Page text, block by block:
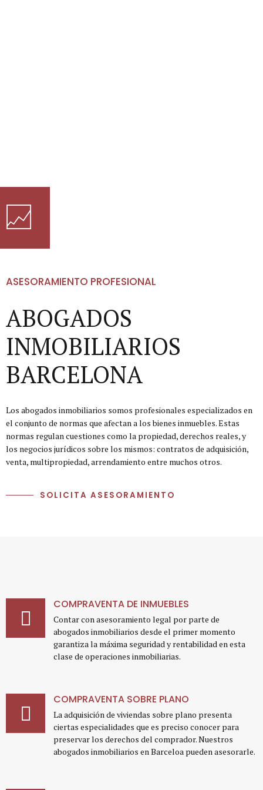
ASESORAMIENTO PROFESIONAL
ABOGADOS
INMOBILIARIOS
BARCELONA
Los abogados inmobiliarios somos profesionales especializados en
el conjunto de normas que afectan a los bienes inmuebles. Estas
normas regulan cuestiones como la propiedad, derechos reales, y
los negocios jurídicos sobre los mismos: contratos de adquisición,
venta, multipropiedad, arrendamiento entre muchos otros.
SOLICITA ASESORAMIENTO
COMPRAVENTA DE INMUEBLES
Contar con asesoramiento legal por parte de
abogados inmobiliarios desde el primer momento
garantiza la máxima seguridad y rentabilidad en esta
clase de operaciones inmobiliarias.
COMPRAVENTA SOBRE PLANO
La adquisición de viviendas sobre plano presenta
ciertas especialidades que es preciso conocer para
preservar los derechos del comprador. Nuestros
abogados inmobiliarios en Barceloa pueden asesorarle.